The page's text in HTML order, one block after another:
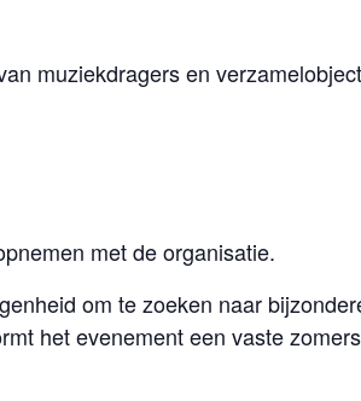
muziekdragers en
met de organisatie.
om te zoeken naar
het evenement een vaste